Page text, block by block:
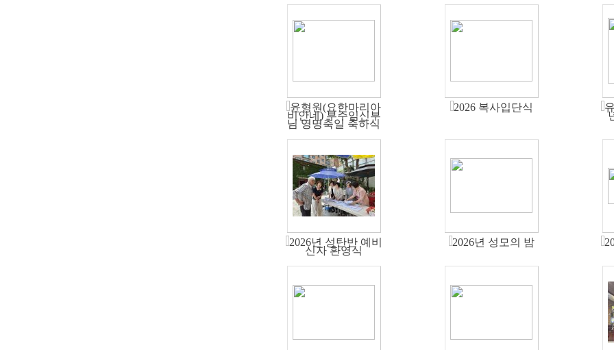
윤형원(요한마리아
비안네) 부주임신부
님 영명축일 축하식
2026 복사입단식
2026년 성탄반 예비
신자 환영식
2026년 성모의 밤